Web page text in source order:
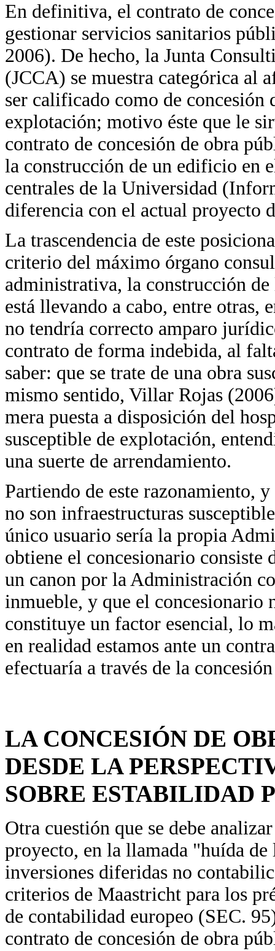
En definitiva, el contrato de
gestionar servicios sanitarios
2006). De hecho, la Junta
(JCCA) se muestra categórica al
ser calificado como de concesión
explotación; motivo éste que le
contrato de concesión de obra
la construcción de un edificio en
centrales de la Universidad
diferencia con el actual proyecto
La trascendencia de este
criterio del máximo órgano
administrativa, la construcción
está llevando a cabo, entre
no tendría correcto amparo
contrato de forma indebida, al
saber: que se trate de una obra
mismo sentido, Villar Rojas
mera puesta a disposición del
susceptible de explotación,
una suerte de arrendamiento.
Partiendo de este razonamiento,
no son infraestructuras
único usuario sería la propia
obtiene el concesionario consiste
un canon por la Administración
inmueble, y que el concesionario
constituye un factor esencial, lo
en realidad estamos ante un
efectuaría a través de la
LA CONCESIÓN DE
DESDE LA
SOBRE ESTABILIDAD
Otra cuestión que se debe
proyecto, en la llamada "huída
inversiones diferidas no
criterios de Maastricht para los
de contabilidad europeo (SEC.
contrato de concesión de obra